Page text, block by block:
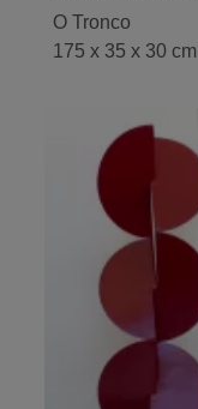
O Tronco
175 x 35 x 30 cm